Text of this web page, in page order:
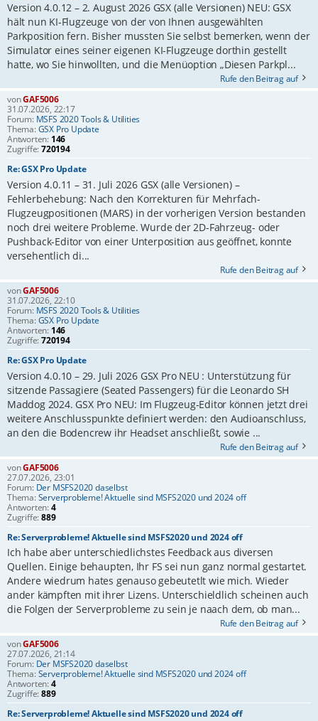
Version 4.0.12 – 2. August 2026 GSX (alle Versionen) NEU: GSX
hält nun KI-Flugzeuge von der von Ihnen ausgewählten
Parkposition fern. Bisher mussten Sie selbst bemerken, wenn der
Simulator eines seiner eigenen KI-Flugzeuge dorthin gestellt
hatte, wo Sie hinwollten, und die Menüoption „Diesen Parkpl...
Rufe den Beitrag auf
vonGAF5006
31.07.2026, 22:17
Forum: MSFS 2020 Tools & Utilities
Thema:GSX Pro Update
Antworten: 146
Zugriffe:720194
Re: GSX Pro Update
Version 4.0.11 – 31. Juli 2026 GSX (alle Versionen) –
Fehlerbehebung: Nach den Korrekturen für Mehrfach-
Flugzeugpositionen (MARS) in der vorherigen Version bestanden
noch drei weitere Probleme. Wurde der 2D-Fahrzeug- oder
Pushback-Editor von einer Unterposition aus geöffnet, konnte
versehentlich di...
Rufe den Beitrag auf
vonGAF5006
31.07.2026, 22:10
Forum: MSFS 2020 Tools & Utilities
Thema:GSX Pro Update
Antworten: 146
Zugriffe:720194
Re: GSX Pro Update
Version 4.0.10 – 29. Juli 2026 GSX Pro NEU : Unterstützung für
sitzende Passagiere (Seated Passengers) für die Leonardo SH
Maddog 2024. GSX Pro NEU: Im Flugzeug-Editor können jetzt drei
weitere Anschlusspunkte definiert werden: den Audioanschluss,
an den die Bodencrew ihr Headset anschließt, sowie ...
Rufe den Beitrag auf
vonGAF5006
27.07.2026, 23:01
Forum: Der MSFS2020 daselbst
Thema:Serverprobleme! Aktuelle sind MSFS2020 und 2024 off
Antworten:4
Zugriffe:889
Re: Serverprobleme! Aktuelle sind MSFS2020 und 2024 off
Ich habe aber unterschiedlichstes Feedback aus diversen
Quellen. Einige behaupten, Ihr FS sei nun ganz normal gestartet.
Andere wiedrum hates genauso gebeutetlt wie mich. Wieder
ander kämpften mit ihrer Lizens. Unterschieldlich scheinen auch
die Folgen der Serverprobleme zu sein je naach dem, ob man...
Rufe den Beitrag auf
vonGAF5006
27.07.2026, 21:14
Forum: Der MSFS2020 daselbst
Thema:Serverprobleme! Aktuelle sind MSFS2020 und 2024 off
Antworten:4
Zugriffe:889
Re: Serverprobleme! Aktuelle sind MSFS2020 und 2024 off